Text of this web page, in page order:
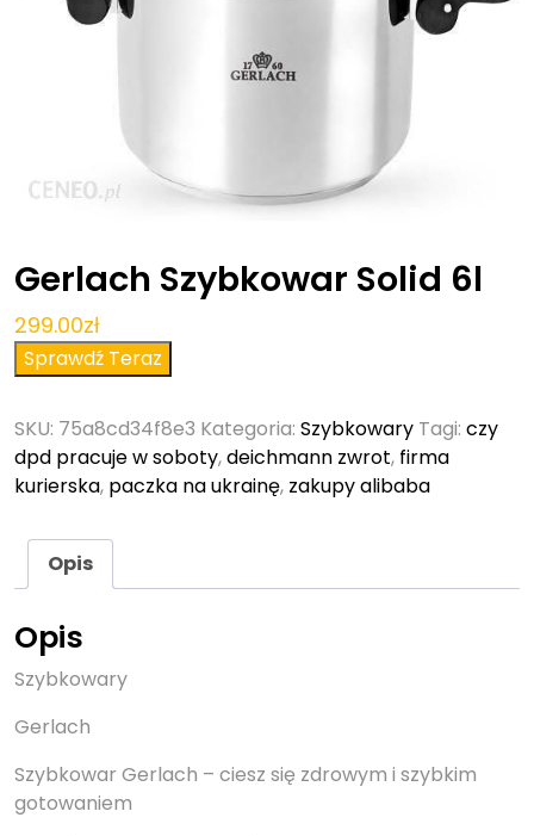
Gerlach Szybkowar Solid 6l
299.00zł
Sprawdź Teraz
SKU: 75a8cd34f8e3 Kategoria: Szybkowary Tagi: czy
dpd pracuje w soboty,deichmann zwrot, firma
kurierska, paczka na ukrainę, zakupy alibaba
Opis
Opis
Szybkowary
Gerlach
Szybkowar Gerlach – ciesz się zdrowym i szybkim
gotowaniem